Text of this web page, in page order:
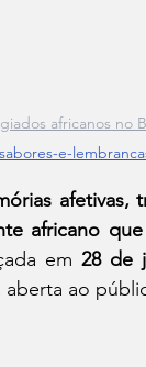
africanos no
e-
afetivas,
africano que
em 28 de
aberta ao